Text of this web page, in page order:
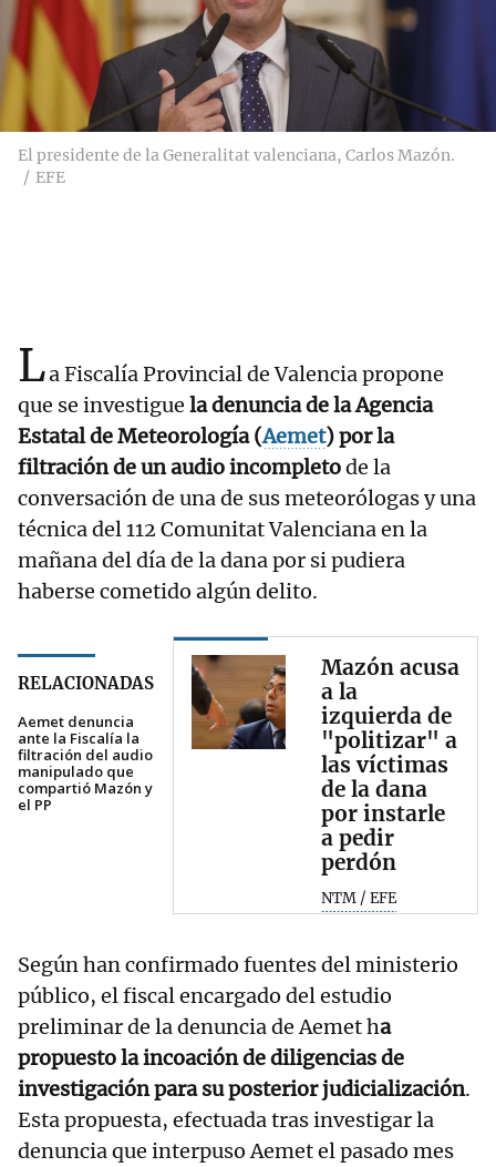
El presidente de la Generalitat valenciana, Carlos Mazón.
EFE
La Fiscalía Provincial de Valencia propone
que se investigue la denuncia de la Agencia
Estatal de Meteorología (Aemet)por la
filtración de un audio incompletode la
conversación de una de sus meteorólogas y una
técnica del 112 Comunitat Valenciana en la
mañana del día de la dana por si pudiera
haberse cometido algún delito.
RELACIONADAS
Aemet denuncia
ante la Fiscalía la
filtración del audio
manipulado que
compartió Mazón y
el PP
Mazón acusa
a la
izquierda de
"politizar" a
las víctimas
de la dana
por instarle
a pedir
perdón
NTM / EFE
Según han confirmado fuentes del ministerio
público, el fiscal encargado del estudio
preliminar de la denuncia de Aemet ha
propuesto la incoación de diligencias de
investigación para su posterior judicialización.
Esta propuesta, efectuada tras investigar la
denuncia que interpuso Aemet el pasado mes